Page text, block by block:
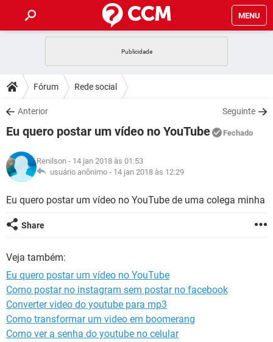
MENU
CELULAR
OUTLOOK
INSTAGRAM GMAIL
GUIA DE COMPRAS
DICAS
JOGOS
INSTAGRAM
GUIA DE COMPRAS
DOWNLOADS
JOGOS WHATSAPP
CELULAR
OUTLOOK EXCEL
GMAIL
FÓRUM
JOGOS
CELULAR
OUTLOOK EXCEL
INSTAGRAM
GLOSSÁRIO
WHATSAPP
INSTAGRAM
GUIA DE COMPRAS
Fórum Rede social
Anterior Seguinte
Eu quero postar um vídeo no YouTube Fechado
Renilson - 14 jan 2018 às 01:53
usuário anônimo - 14 jan 2018 às 12:29
Eu quero postar um vídeo no YouTube de uma colega minha
Share
Veja também:
Eu quero postar um vídeo no YouTube
Como postar no instagram sem postar no facebook
Converter video do youtube para mp3
Como transformar um video em boomerang
Como ver a senha do youtube no celular